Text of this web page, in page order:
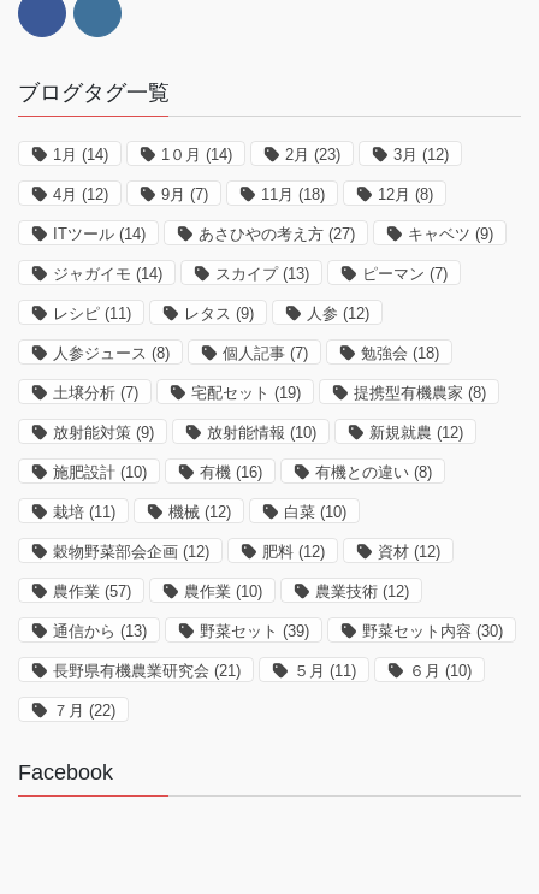
ブログタグ一覧
1月 (14) 1０月 (14) 2月 (23) 3月 (12)
4月 (12) 9月 (7) 11月 (18) 12月 (8)
ITツール (14) あさひやの考え方 (27) キャベツ (9)
ジャガイモ (14) スカイプ(13) ピーマン (7)
レシピ (11) レタス (9) 人参 (12)
人参ジュース (8) 個人記事 (7) 勉強会 (18)
土壌分析 (7) 宅配セット (19) 提携型有機農家 (8)
放射能対策 (9) 放射能情報 (10) 新規就農 (12)
施肥設計 (10) 有機 (16) 有機との違い (8)
栽培 (11) 機械 (12) 白菜 (10)
穀物野菜部会企画 (12) 肥料 (12) 資材 (12)
農作業 (57) 農作業 (10) 農業技術 (12)
通信から (13) 野菜セット (39) 野菜セット内容 (30)
長野県有機農業研究会 (21) ５月 (11) ６月 (10)
７月 (22)
Facebook